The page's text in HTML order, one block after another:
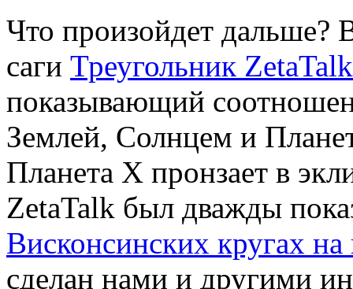
Что произойдет дальше?
саги Треугольник ZetaTalk
показывающий
Землей, Солнцем и
Планета X пронзает в
ZetaTalk был дважды
Висконсинских кругах на
сделан нами и другими